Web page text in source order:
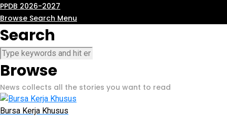
PPDB 2026-2027
Browse Search Menu
Search
Browse
News collects all the stories you want to read
Bursa Kerja Khusus